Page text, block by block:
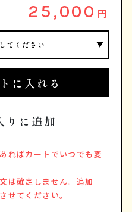
25,000 円
てください
に入れる
りに追加
ればカートでいつでも変
は確定しません。追加
せてください。